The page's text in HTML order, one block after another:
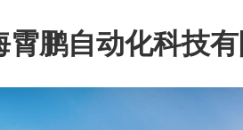
霄鹏自动化科技